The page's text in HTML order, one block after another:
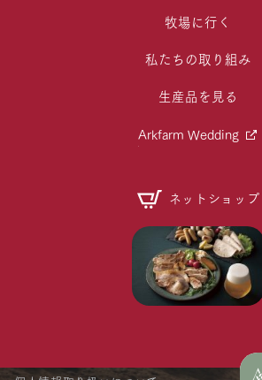
牧場に行く
私たちの取り組み
生産品を見る
Arkfarm Wedding
ネットショップ